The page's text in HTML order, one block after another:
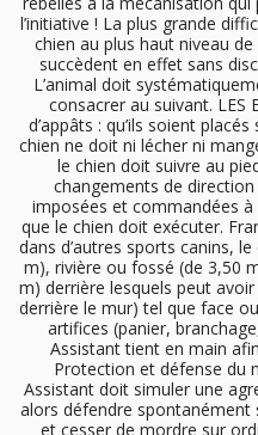
l’initiative ! La plus grande
chien au plus haut niveau
succèdent en effet sans
L’animal doit
consacrer au suivant. LES
d’appâts : qu’ils soient
chien ne doit ni lécher ni
le chien doit suivre au
changements de
imposées et commandées
que le chien doit exécuter.
dans d’autres sports canins,
m), rivière ou fossé (de 3,50
m) derrière lesquels peut
derrière le mur) tel que face
artifices (panier,
Assistant tient en main
Protection et défense du
Assistant doit simuler une
alors défendre
et cesser de mordre sur